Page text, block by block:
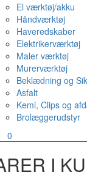
El værktøj/akku
Håndværktøj
Haveredskaber
Elektrikerværktøj
Maler værktøj
Murerværktøj
Beklædning og
Asfalt
Kemi, Clips og
Brolæggerudstyr
0
I